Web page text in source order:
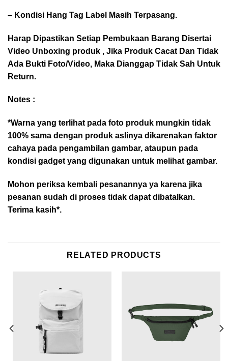
– Kondisi Hang Tag Label Masih Terpasang.
Harap Dipastikan Setiap Pembukaan Barang Disertai
Video Unboxing produk , Jika Produk Cacat Dan Tidak
Ada Bukti Foto/Video, Maka Dianggap Tidak Sah Untuk
Return.
Notes :
*Warna yang terlihat pada foto produk mungkin tidak
100% sama dengan produk aslinya dikarenakan faktor
cahaya pada pengambilan gambar, ataupun pada
kondisi gadget yang digunakan untuk melihat gambar.
Mohon periksa kembali pesanannya ya karena jika
pesanan sudah di proses tidak dapat dibatalkan.
Terima kasih*.
RELATED PRODUCTS